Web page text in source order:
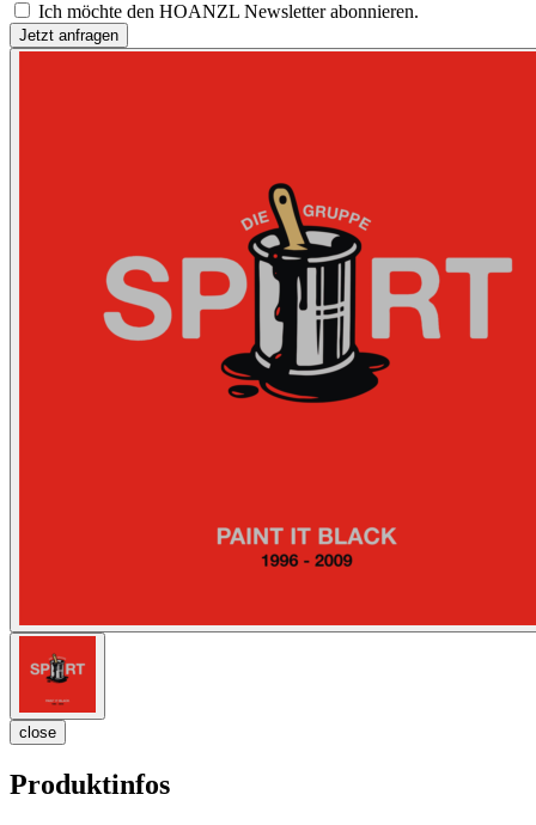
Ich möchte den HOANZL Newsletter abonnieren.
close
Produktinfos